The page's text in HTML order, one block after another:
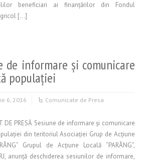
beneficiari ai finanţărilor din Fondul
[…]
de informare și comunicare
populației
6, 2016 Comunicate de Presa
DE PRESĂ Sesiune de informare și comunicare
din teritoriul Asociației Grup de Acțiune
Grupul de Acţiune Locală “PARÂNG”,
anunţă deschiderea sesiunilor de informare,